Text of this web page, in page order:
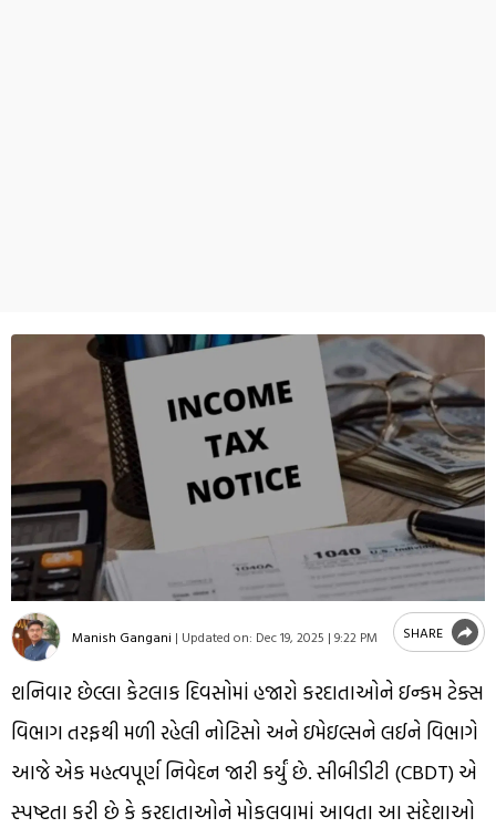
Manish Gangani | Updated on: Dec 19, 2025 | 9:22 PM SHARE
શનિવાર છેલ્લા કેટલાક દિવસોમાં હજારો કરદાતાઓને ઇન્કમ ટેક્સ
વિભાગ તરફથી મળી રહેલી નોટિસો અને ઇમેઇલ્સને લઈને વિભાગે
આજે એક મહત્વપૂર્ણ નિવેદન જારી કર્યું છે. સીબીડીટી (CBDT) એ
સ્પષ્ટતા કરી છે કે કરદાતાઓને મોકલવામાં આવતા આ સંદેશાઓ